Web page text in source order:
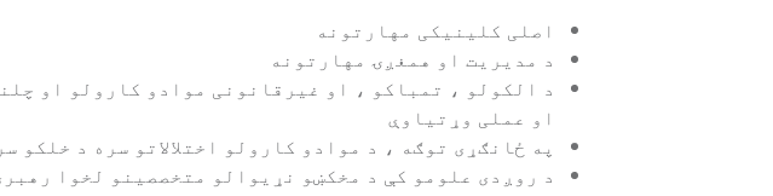
اصلی کلینیکی مهارتونه
د مدیریت او همغږۍ مهارتونه
د الکولو ، تمباکو ، او غیرقانونی موادو کارولو او
او عملی وړتیاوې
په ځانګړی توګه ، د موادو کارولو اختلالاتو سره د
د روږدی علومو کې د مخکښو نړیوالو متخصصینو لخوا